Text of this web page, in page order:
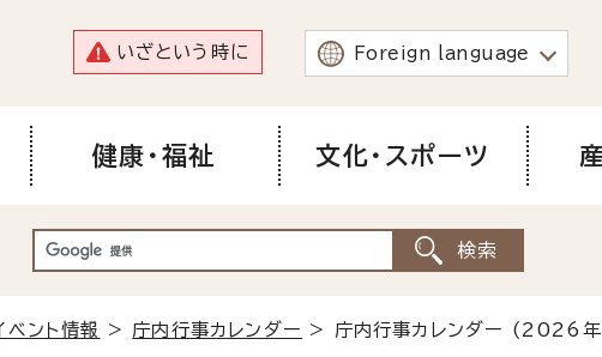
いざという時に Foreign language
健康・福祉 文化・スポーツ
ベント情報 > 庁内行事カレンダー > 庁内行事カレンダー (2026